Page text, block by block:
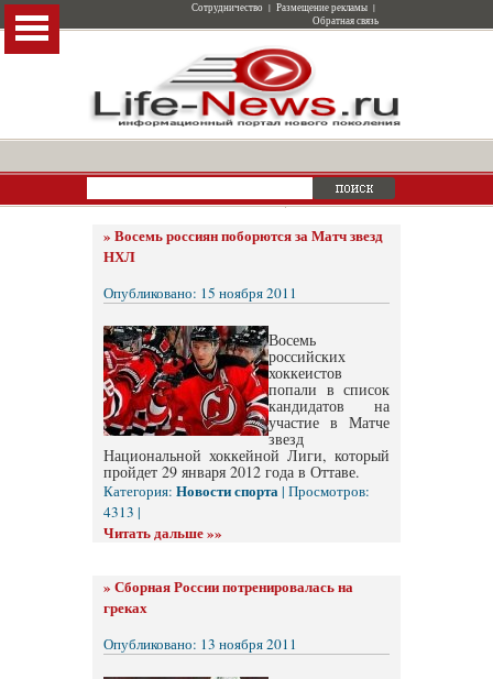
Сотрудничество | Размещение рекламы |
Обратная связь
» Восемь россиян поборются за Матч звезд
НХЛ
Опубликовано: 15 ноября 2011
Восемь
российских
хоккеистов
попали в список
кандидатов на
участие в Матче
звезд
Национальной хоккейной Лиги, который
пройдет 29 января 2012 года в Оттаве.
Категория: Новости спорта| Просмотров:
4313 |
Читать дальше »»
» Сборная России потренировалась на
греках
Опубликовано: 13 ноября 2011